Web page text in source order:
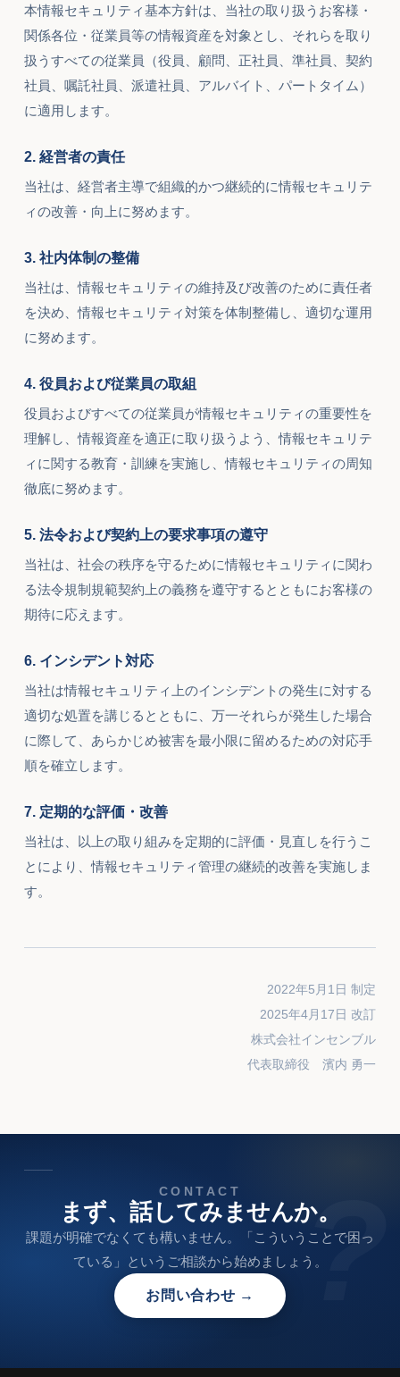
本情報セキュリティ基本方針は、当社の取り扱うお客様・
関係各位・従業員等の情報資産を対象とし、それらを取り
扱うすべての従業員（役員、顧問、正社員、準社員、契約
社員、嘱託社員、派遣社員、アルバイト、パートタイム）
に適用します。
2. 経営者の責任
当社は、経営者主導で組織的かつ継続的に情報セキュリテ
ィの改善・向上に努めます。
3. 社内体制の整備
当社は、情報セキュリティの維持及び改善のために責任者
を決め、情報セキュリティ対策を体制整備し、適切な運用
に努めます。
4. 役員および従業員の取組
役員およびすべての従業員が情報セキュリティの重要性を
理解し、情報資産を適正に取り扱うよう、情報セキュリテ
ィに関する教育・訓練を実施し、情報セキュリティの周知
徹底に努めます。
5. 法令および契約上の要求事項の遵守
当社は、社会の秩序を守るために情報セキュリティに関わ
る法令規制規範契約上の義務を遵守するとともにお客様の
期待に応えます。
6. インシデント対応
当社は情報セキュリティ上のインシデントの発生に対する
適切な処置を講じるとともに、万一それらが発生した場合
に際して、あらかじめ被害を最小限に留めるための対応手
順を確立します。
7. 定期的な評価・改善
当社は、以上の取り組みを定期的に評価・見直しを行うこ
とにより、情報セキュリティ管理の継続的改善を実施しま
す。
2022年5月1日 制定
2025年4月17日 改訂
株式会社インセンブル
代表取締役 濱内 勇一
?
CONTACT
まず、話してみませんか。
課題が明確でなくても構いません。「こういうことで困っ
ている」というご相談から始めましょう。
お問い合わせ →